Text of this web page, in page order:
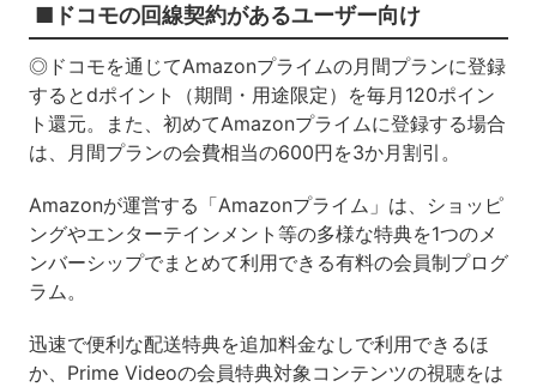
■ドコモの回線契約があるユーザー向け
◎ドコモを通じてAmazonプライムの月間プランに登録
するとdポイント（期間・用途限定）を毎月120ポイン
ト還元。また、初めてAmazonプライムに登録する場合
は、月間プランの会費相当の600円を3か月割引。
Amazonが運営する「Amazonプライム」は、ショッピ
ングやエンターテインメント等の多様な特典を1つのメ
ンバーシップでまとめて利用できる有料の会員制プログ
ラム。
迅速で便利な配送特典を追加料金なしで利用できるほ
か、Prime Videoの会員特典対象コンテンツの視聴をは